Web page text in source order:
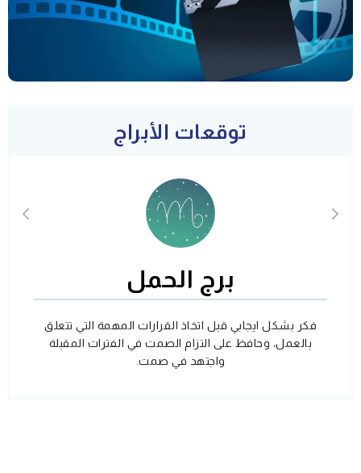
توقعات الأبراج
برج الحمل
فكر بشكل ايجابي قبل اتخاذ القرارات المهمة التي تتعلق
بالعمل، وحافظ على التزام الصمت في الفترات المقبلة
واجتهد في صمت.